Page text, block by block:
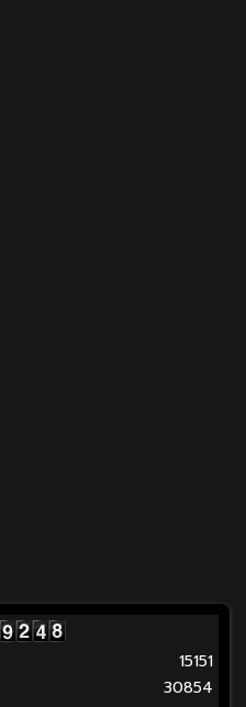
15151
30854